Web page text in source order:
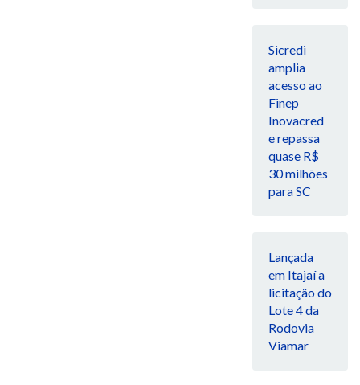
Sicredi
amplia
acesso ao
Finep
Inovacred
e repassa
quase R$
30 milhões
para SC
Lançada
em Itajaí a
licitação do
Lote 4 da
Rodovia
Viamar